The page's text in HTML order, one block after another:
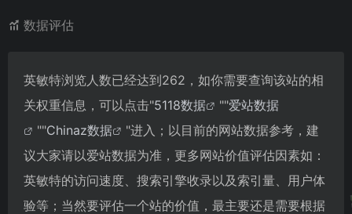
数据评估
英敏特浏览人数已经达到262，如你需要查询该站的相
关权重信息，可以点击"5118数据 ""爱站数据
""Chinaz数据
"进入；以目前的网站数据参考，建
议大家请以爱站数据为准，更多网站价值评估因素如：
英敏特的访问速度、搜索引擎收录以及索引量、用户体
验等；当然要评估一个站的价值，最主要还是需要根据